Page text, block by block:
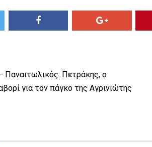
Παναιτωλικός: Πετράκης, ο
για τον πάγκο της Αγρινιώτης